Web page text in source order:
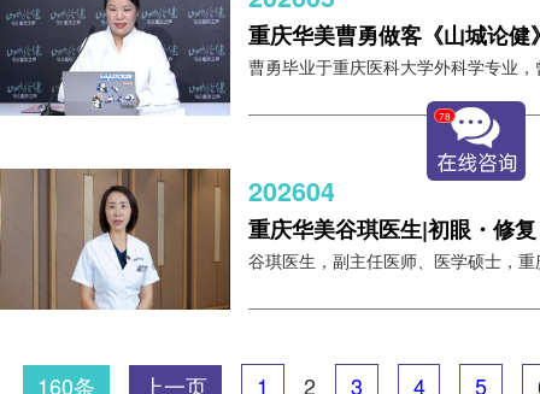
重庆华美曹勇做客《山城论健
曹勇毕业于重庆医科大学外科学专业
202604
重庆华美谷琪医生|初眼・修
谷琪医生，副主任医师、医学硕士，
160条 上一页 1 2 3 4 5
78